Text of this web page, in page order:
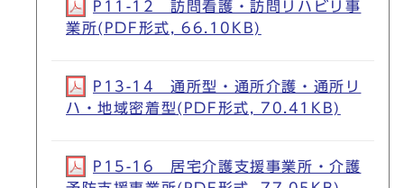
P11-12 訪問看護・訪問リハビリ事
業所(PDF形式, 66.10KB)
P13-14 通所型・通所介護・通所リ
ハ・地域密着型(PDF形式, 70.41KB)
P15-16 居宅介護支援事業所・介護